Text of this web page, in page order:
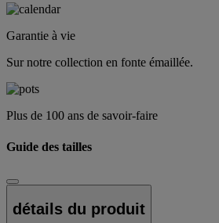
Garantie à vie
Sur notre collection en fonte émaillée.
Plus de 100 ans de savoir-faire
Guide des tailles
détails du produit